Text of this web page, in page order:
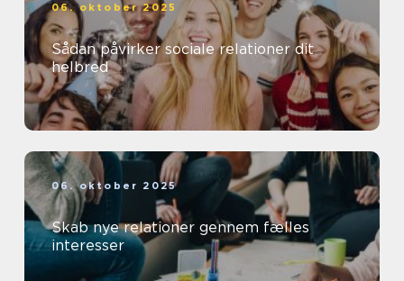
06. oktober 2025
Sådan påvirker sociale relationer dit
helbred
06. oktober 2025
Skab nye relationer gennem fælles
interesser